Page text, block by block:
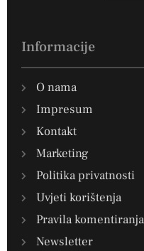
Informacije
O nama
Impresum
Kontakt
Marketing
Politika privatnosti
Uvjeti korištenja
Pravila komentiranja
Newsletter